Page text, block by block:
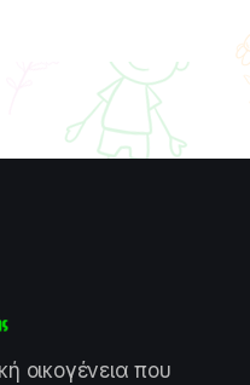
οικογένεια που